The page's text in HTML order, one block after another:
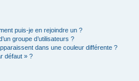
puis-je en rejoindre un ?
groupe d’utilisateurs ?
dans une couleur différente ?
défaut » ?